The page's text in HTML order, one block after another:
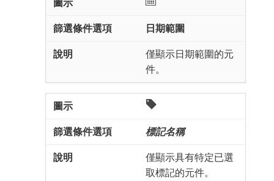
日期範圍
僅顯示日期範圍的元
件。
標記名稱​
僅顯示具有特定已選
取標記的元件。